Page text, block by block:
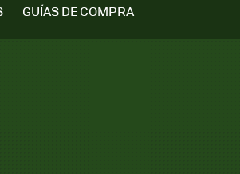
GUÍAS DE COMPRA